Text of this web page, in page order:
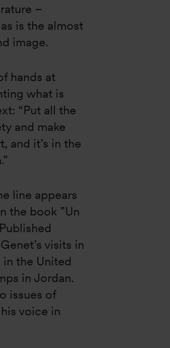
–
is the almost
image.
hands at
what is
“Put all the
and make
and it’s in the
line appears
the book ”Un
visits in
in the United
in Jordan.
issues of
voice in